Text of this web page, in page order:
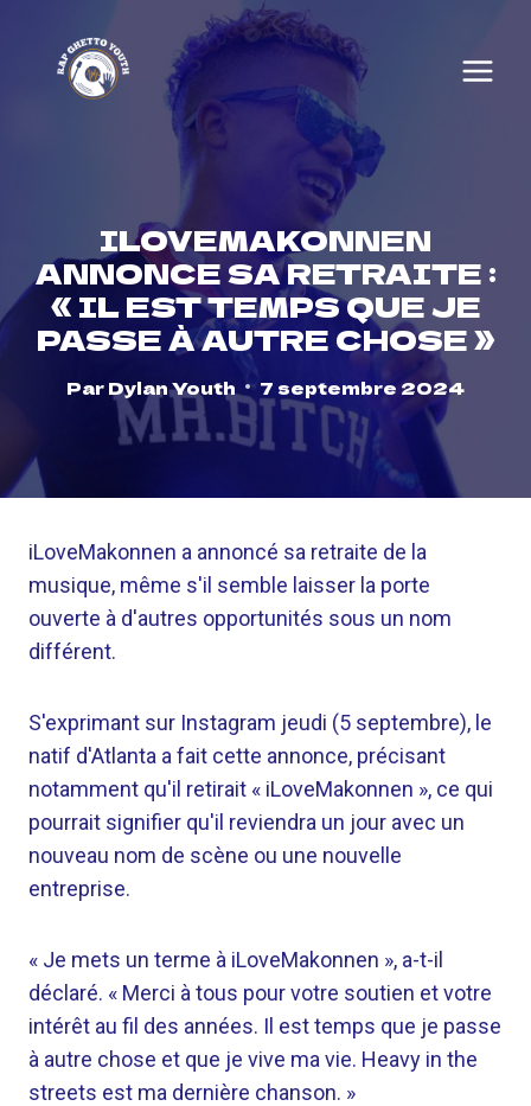
content
ILOVEMAKONNEN
ANNONCE SA RETRAITE :
« IL EST TEMPS QUE JE
PASSE À AUTRE CHOSE »
ParDylan Youth 7 septembre 2024
iLoveMakonnen a annoncé sa retraite de la
musique, même s'il semble laisser la porte
ouverte à d'autres opportunités sous un nom
différent.
S'exprimant sur Instagram jeudi (5 septembre), le
natif d'Atlanta a fait cette annonce, précisant
notamment qu'il retirait « iLoveMakonnen », ce qui
pourrait signifier qu'il reviendra un jour avec un
nouveau nom de scène ou une nouvelle
entreprise.
« Je mets un terme à iLoveMakonnen », a-t-il
déclaré. « Merci à tous pour votre soutien et votre
intérêt au fil des années. Il est temps que je passe
à autre chose et que je vive ma vie. Heavy in the
streets est ma dernière chanson. »